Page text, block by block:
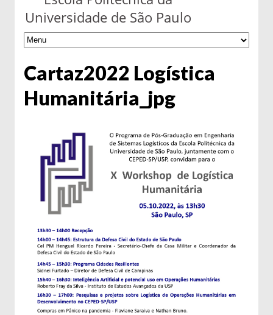
Universidade de São Paulo
Cartaz2022 Logística
Humanitária_jpg